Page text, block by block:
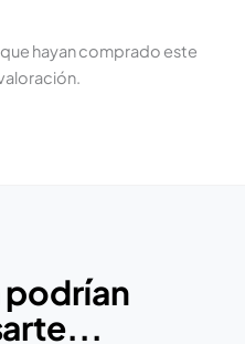
hayan comprado este
podrían